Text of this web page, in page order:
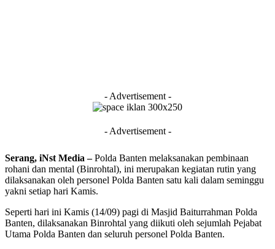
- Advertisement -
- Advertisement -
Serang, iNst Media –Polda Banten melaksanakan pembinaan
rohani dan mental (Binrohtal), ini merupakan kegiatan rutin yang
dilaksanakan oleh personel Polda Banten satu kali dalam seminggu
yakni setiap hari Kamis.
Seperti hari ini Kamis (14/09) pagi di Masjid Baiturrahman Polda
Banten, dilaksanakan Binrohtal yang diikuti oleh sejumlah Pejabat
Utama Polda Banten dan seluruh personel Polda Banten.